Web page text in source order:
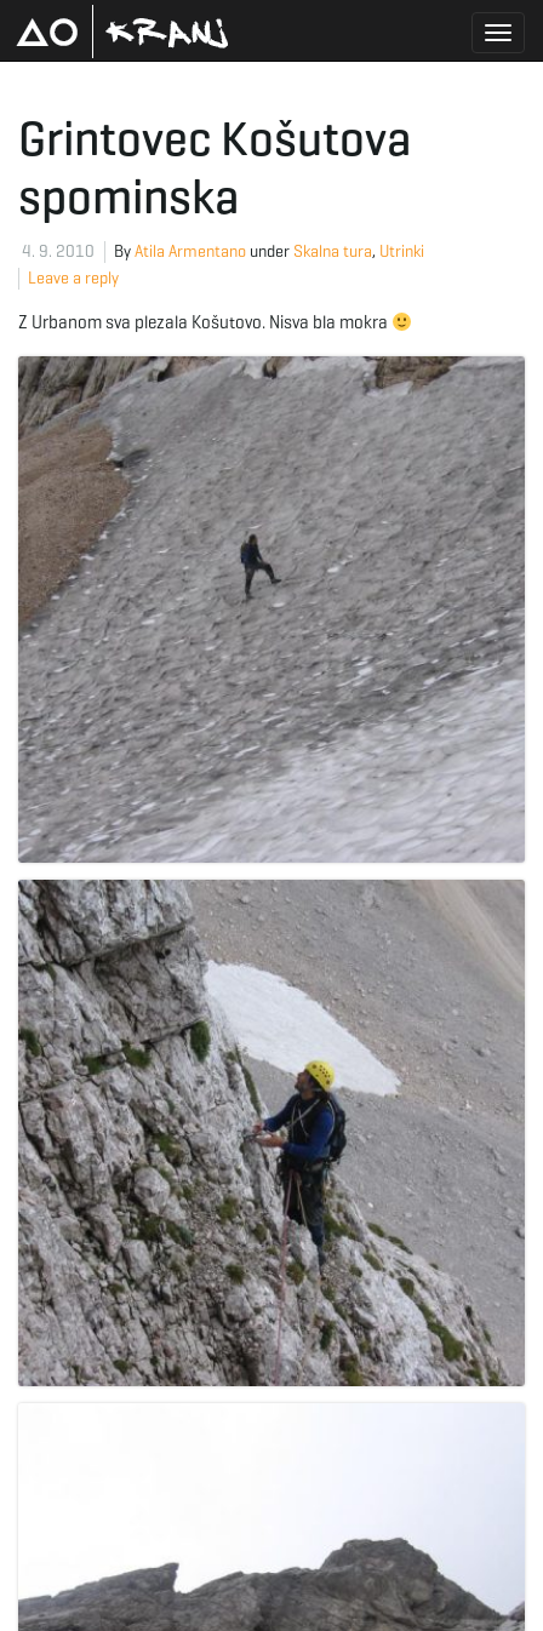
g
l
e
n
a
g
a
t
n
Grintovec Košutova
spominska
4. 9. 2010 ByAtila Armentano under Skalna tura, Utrinki
Leave a reply
Z Urbanom sva plezala Košutovo. Nisva bla mokra